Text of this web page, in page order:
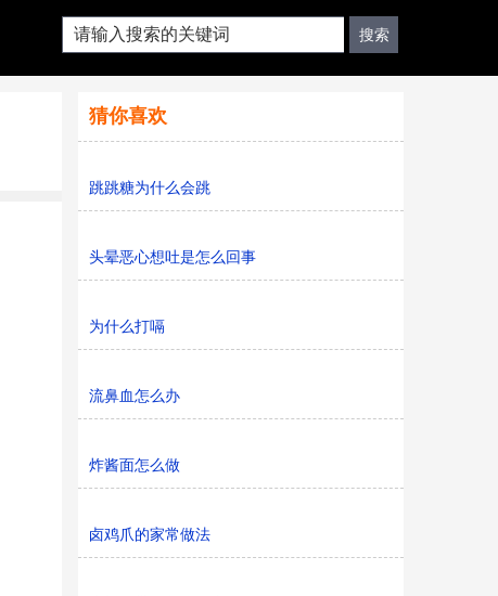
猜你喜欢
跳跳糖为什么会跳
头晕恶心想吐是怎么回事
为什么打嗝
流鼻血怎么办
炸酱面怎么做
卤鸡爪的家常做法